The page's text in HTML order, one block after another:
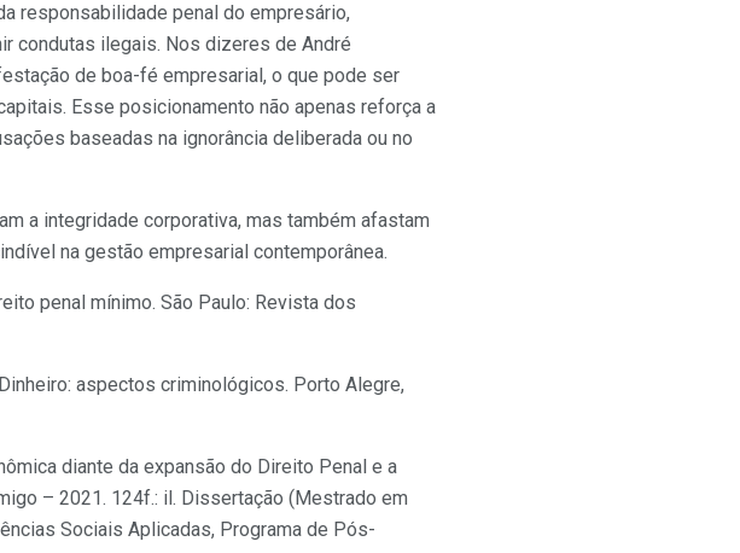
responsabilidade penal do empresário,
condutas ilegais. Nos dizeres de André
de boa-fé empresarial, o que pode ser
Esse posicionamento não apenas reforça a
baseadas na ignorância deliberada ou no
a integridade corporativa, mas também afastam
na gestão empresarial contemporânea.
penal mínimo. São Paulo: Revista dos
aspectos criminológicos. Porto Alegre,
diante da expansão do Direito Penal e a
– 2021. 124f.: il. Dissertação (Mestrado em
Sociais Aplicadas, Programa de Pós-